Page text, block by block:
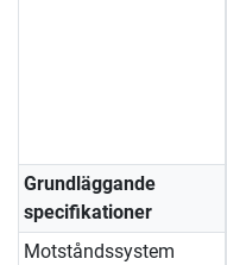
Grundläggande
specifikationer
Motståndssystem